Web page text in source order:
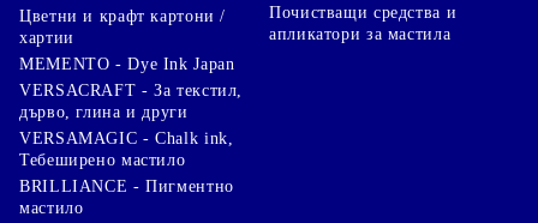
Цветни и крафт картони /
хартии
Почистващи средства и
апликатори за мастила
MEMENTO - Dye Ink Japan
VERSACRAFT - За текстил,
дърво, глина и други
VERSAMAGIC - Chalk ink,
Тебеширено мастило
BRILLIANCE - Пигментно
мастило